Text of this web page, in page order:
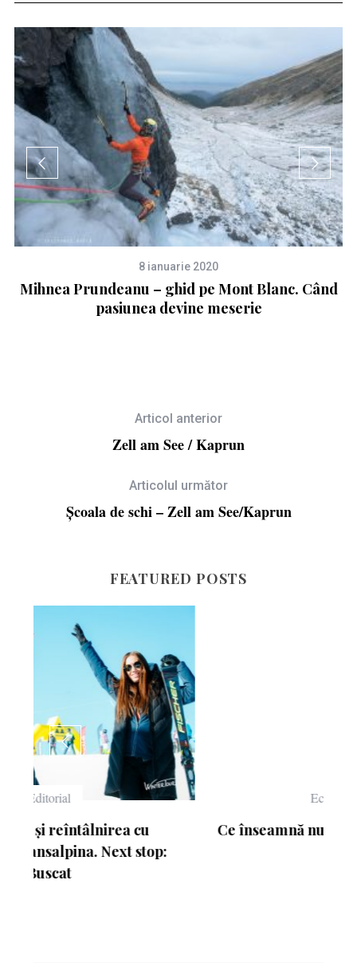
8 ianuarie 2020
Mihnea Prundeanu – ghid pe Mont Blanc. Când
pasiunea devine meserie
Articol anterior
Zell am See / Kaprun
Articolul următor
Școala de schi – Zell am See/Kaprun
FEATURED POSTS
Echipament
Ce înseamnă numerele de pe schiuri